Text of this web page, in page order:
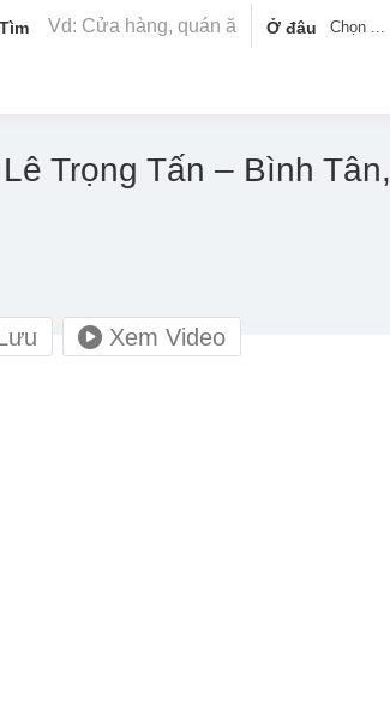
Tìm Ở đâu Chọn ...
Trọng Tấn – Bình Tân,
Xem Video